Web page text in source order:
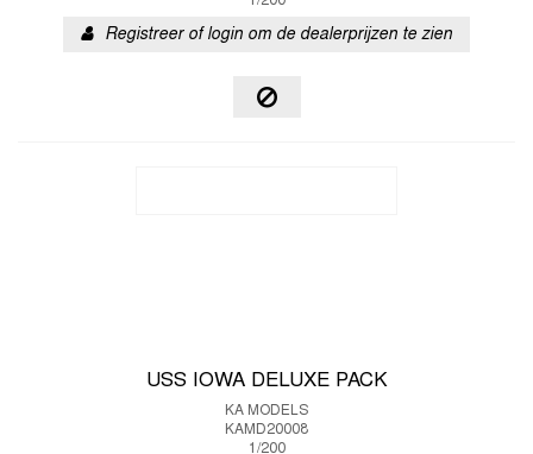
Registreer of login om de dealerprijzen te zien
USS IOWA DELUXE PACK
KA MODELS
KAMD20008
1/200